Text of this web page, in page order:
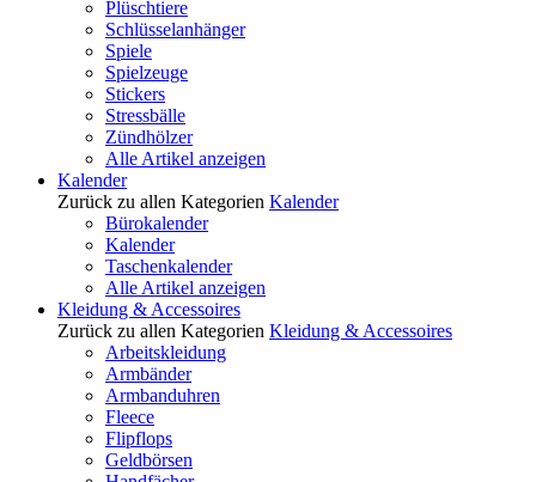
Plüschtiere
Schlüsselanhänger
Spiele
Spielzeuge
Stickers
Stressbälle
Zündhölzer
Alle Artikel anzeigen
Kalender
Zurück zu allen Kategorien Kalender
Bürokalender
Kalender
Taschenkalender
Alle Artikel anzeigen
Kleidung & Accessoires
Zurück zu allen Kategorien Kleidung & Accessoires
Arbeitskleidung
Armbänder
Armbanduhren
Fleece
Flipflops
Geldbörsen